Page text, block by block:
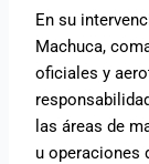
En su
Machuca,
oficiales y
las áreas de
u operaciones